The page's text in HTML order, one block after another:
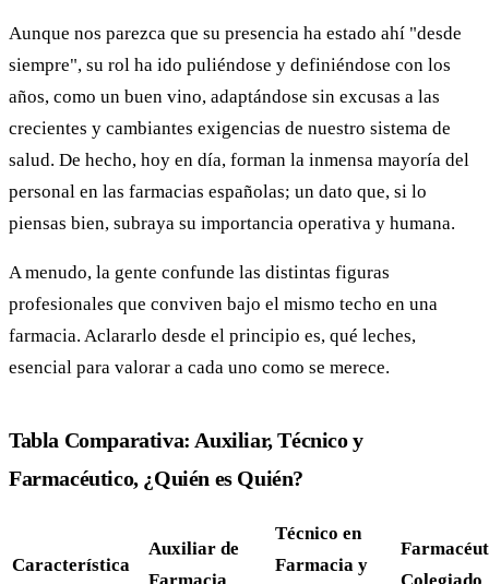
Aunque nos parezca que su presencia ha estado ahí "desde
siempre", su rol ha ido puliéndose y definiéndose con los
años, como un buen vino, adaptándose sin excusas a las
crecientes y cambiantes exigencias de nuestro sistema de
salud. De hecho, hoy en día, forman la inmensa mayoría del
personal en las farmacias españolas; un dato que, si lo
piensas bien, subraya su importancia operativa y humana.
A menudo, la gente confunde las distintas figuras
profesionales que conviven bajo el mismo techo en una
farmacia. Aclararlo desde el principio es, qué leches,
esencial para valorar a cada uno como se merece.
Tabla Comparativa: Auxiliar, Técnico y
Farmacéutico, ¿Quién es Quién?
Característica
Auxiliar de
Farmacia
Técnico en
Farmacia y
Colegiado